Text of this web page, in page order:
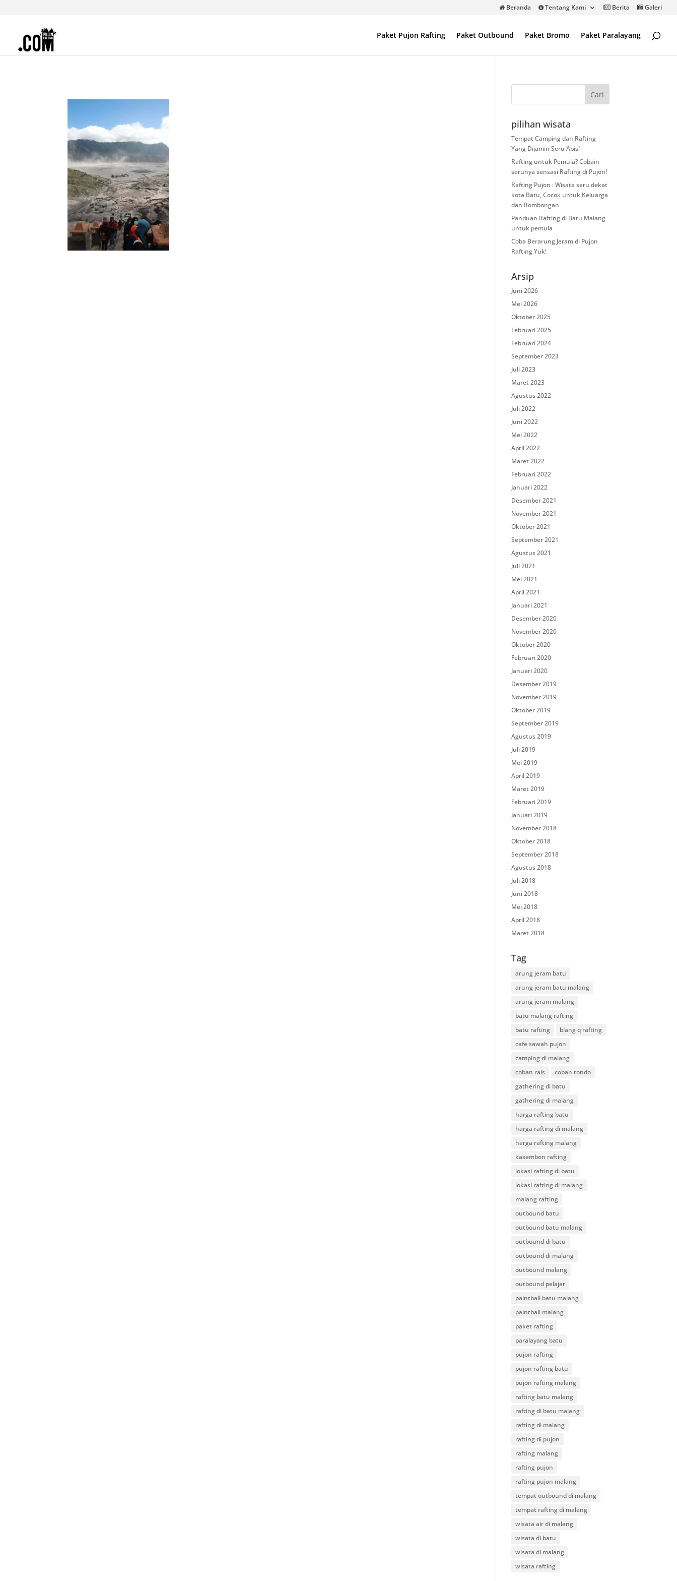
Beranda Tentang Kami Berita Galeri
Paket Pujon Rafting Paket Outbound Paket Bromo Paket Paralayang
pilihan wisata
Tempat Camping dan Rafting
Yang Dijamin Seru Abis!
Rafting untuk Pemula? Cobain
serunya sensasi Rafting di Pujon!
Rafting Pujon : Wisata seru dekat
kota Batu, Cocok untuk Keluarga
dan Rombongan
Panduan Rafting di Batu Malang
untuk pemula
Coba Berarung Jeram di Pujon
Rafting Yuk!
Arsip
Juni 2026
Mei 2026
Oktober 2025
Februari 2025
Februari 2024
September 2023
Juli 2023
Maret 2023
Agustus 2022
Juli 2022
Juni 2022
Mei 2022
April 2022
Maret 2022
Februari 2022
Januari 2022
Desember 2021
November 2021
Oktober 2021
September 2021
Agustus 2021
Juli 2021
Mei 2021
April 2021
Januari 2021
Desember 2020
November 2020
Oktober 2020
Februari 2020
Januari 2020
Desember 2019
November 2019
Oktober 2019
September 2019
Agustus 2019
Juli 2019
Mei 2019
April 2019
Maret 2019
Februari 2019
Januari 2019
November 2018
Oktober 2018
September 2018
Agustus 2018
Juli 2018
Juni 2018
Mei 2018
April 2018
Maret 2018
Tag
arung jeram batu
arung jeram batu malang
arung jeram malang
batu malang rafting
batu rafting
blang q rafting
cafe sawah pujon
camping di malang
coban rais
coban rondo
gathering di batu
gathering di malang
harga rafting batu
harga rafting di malang
harga rafting malang
kasembon rafting
lokasi rafting di batu
lokasi rafting di malang
malang rafting
outbound batu
outbound batu malang
outbound di batu
outbound di malang
outbound malang
outbound pelajar
paintball batu malang
paintball malang
paket rafting
paralayang batu
pujon rafting
pujon rafting batu
pujon rafting malang
rafting batu malang
rafting di batu malang
rafting di malang
rafting di pujon
rafting malang
rafting pujon
rafting pujon malang
tempat outbound di malang
tempat rafting di malang
wisata air di malang
wisata di batu
wisata di malang
wisata rafting